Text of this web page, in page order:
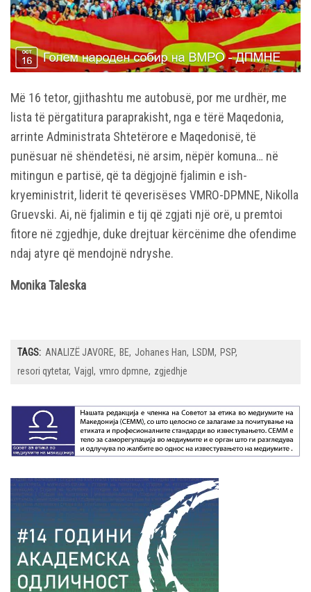
Më 16 tetor, gjithashtu me autobusë, por me urdhër, me
lista të përgatitura paraprakisht, nga e tërë Maqedonia,
arrinte Administrata Shtetërore e Maqedonisë, të
punësuar në shëndetësi, në arsim, nëpër komuna… në
mitingun e partisë, që ta dëgjojnë fjalimin e ish-
kryeministrit, liderit të qeverisëses VMRO-DPMNE, Nikolla
Gruevski. Ai, në fjalimin e tij që zgjati një orë, u premtoi
fitore në zgjedhje, duke drejtuar kërcënime dhe ofendime
ndaj atyre që mendojnë ndryshe.
Monika Taleska
TAGS: ANALIZË JAVORE BE Johanes Han LSDM
PSP
resori qytetar Vajgl vmro dpmne zgjedhje